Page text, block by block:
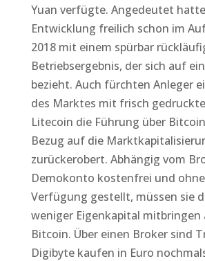
Yuan verfügte. Angedeutet
Entwicklung freilich schon im
2018 mit einem spürbar
Betriebsergebnis, der sich auf
bezieht. Auch fürchten Anleger
des Marktes mit frisch
Litecoin die Führung über
Bezug auf die
zurückerobert. Abhängig vom
Demokonto kostenfrei und
Verfügung gestellt, müssen sie
weniger Eigenkapital mitbringen
Bitcoin. Über einen Broker sind
Digibyte kaufen in Euro